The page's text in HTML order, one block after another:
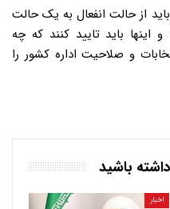
از حالت انفعال به یک حالت
باید تایید کنند که چه
و صلاحیت اداره کشور را
باشید
اخبار